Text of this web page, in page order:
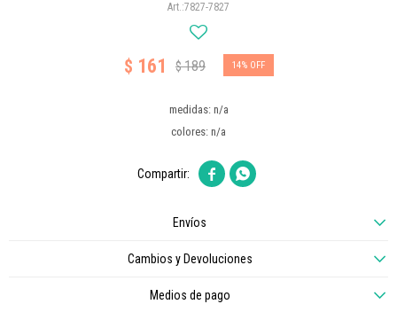
7827-7827
$ 161 $189 14
medidas: n/a
colores: n/a
 
Envíos
Cambios y Devoluciones
Medios de pago